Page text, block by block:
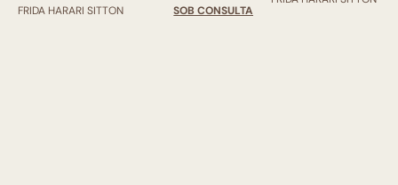
FRIDA HARARI SITTON
SOB CONSULTA